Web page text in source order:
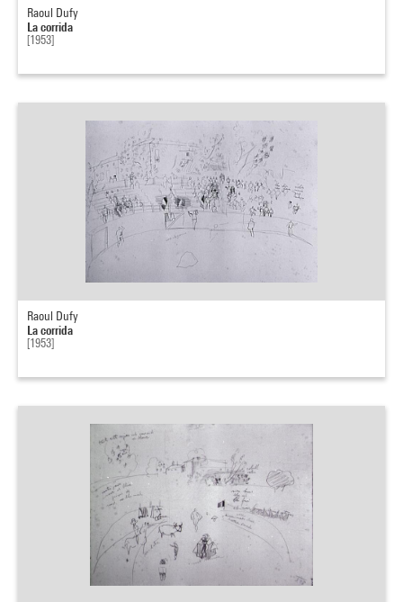
Raoul Dufy
La corrida
[1953]
Raoul Dufy
La corrida
[1953]